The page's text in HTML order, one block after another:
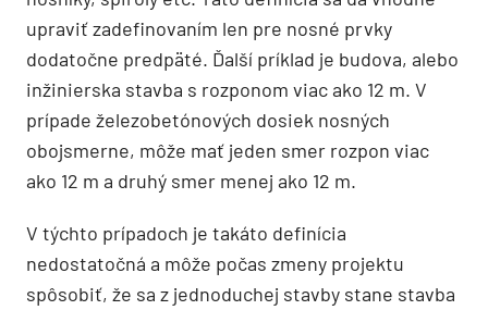
upraviť zadefinovaním len pre nosné prvky
dodatočne predpäté. Ďalší príklad je budova, alebo
inžinierska stavba s rozponom viac ako 12 m. V
prípade železobetónových dosiek nosných
obojsmerne, môže mať jeden smer rozpon viac
ako 12 m a druhý smer menej ako 12 m.
V týchto prípadoch je takáto definícia
nedostatočná a môže počas zmeny projektu
spôsobiť, že sa z jednoduchej stavby stane stavba